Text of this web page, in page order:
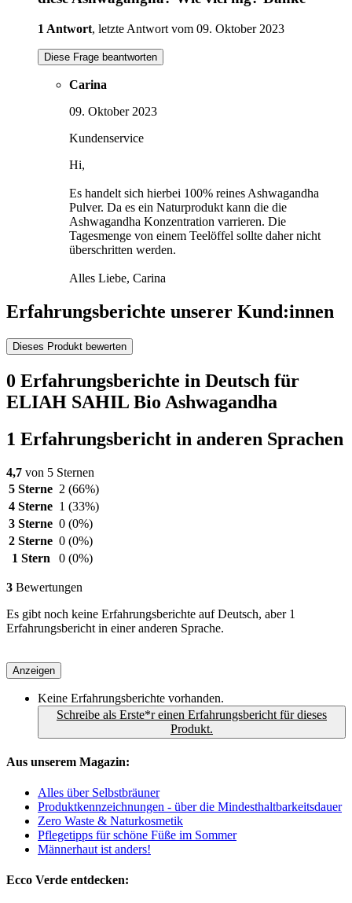
1 Antwort, letzte Antwort vom 09. Oktober 2023
Diese Frage beantworten
Carina
09. Oktober 2023
Kundenservice
Hi,
Es handelt sich hierbei 100% reines Ashwagandha
Pulver. Da es ein Naturprodukt kann die die
Ashwagandha Konzentration varrieren. Die
Tagesmenge von einem Teelöffel sollte daher nicht
überschritten werden.
Alles Liebe, Carina
Erfahrungsberichte unserer Kund:innen
Dieses Produkt bewerten
0 Erfahrungsberichte in Deutsch für
ELIAH SAHIL Bio Ashwagandha
1 Erfahrungsbericht in anderen Sprachen
4,7 von 5 Sternen
5 Sterne 2 (66%)
4 Sterne 1 (33%)
3 Sterne 0 (0%)
2 Sterne 0 (0%)
1 Stern
0 (0%)
3 Bewertungen
Es gibt noch keine Erfahrungsberichte auf Deutsch, aber 1
Erfahrungsbericht in einer anderen Sprache.
Anzeigen
Keine Erfahrungsberichte vorhanden.
Schreibe als Erste*r einen Erfahrungsbericht für dieses
Produkt.
Aus unserem Magazin:
Alles über Selbstbräuner
Produktkennzeichnungen - über die Mindesthaltbarkeitsdauer
Zero Waste & Naturkosmetik
Pflegetipps für schöne Füße im Sommer
Männerhaut ist anders!
Ecco Verde entdecken: